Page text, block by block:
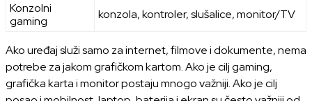
Konzolni
gaming
konzola, kontroler, slušalice, monitor/TV
Ako uređaj služi samo za internet, filmove i dokumente, nema
potrebe za jakom grafičkom kartom. Ako je cilj gaming,
grafička karta i monitor postaju mnogo važniji. Ako je cilj